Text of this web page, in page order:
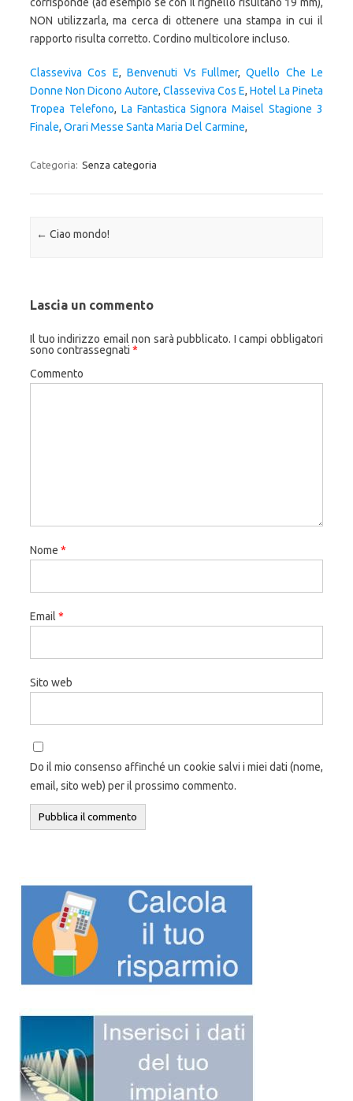
Classeviva Cos E,Benvenuti Vs Fullmer,Quello Che Le
Donne Non Dicono Autore, Classeviva Cos E, Hotel La Pineta
Tropea Telefono, La Fantastica Signora Maisel Stagione 3
Finale, Orari Messe Santa Maria Del Carmine,
Categoria: Senza categoria
Navigazione articolo
← Ciao mondo!
Lascia un commento
Il tuo indirizzo email non sarà pubblicato. I campi obbligatori
sono contrassegnati *
Commento
Nome *
Email *
Sito web
Do il mio consenso affinché un cookie salvi i miei dati (nome,
email, sito web) per il prossimo commento.